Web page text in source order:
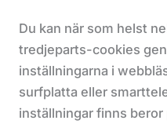
Du kan när som helst
tredjeparts-cookies
inställningarna i
surfplatta eller
inställningar finns